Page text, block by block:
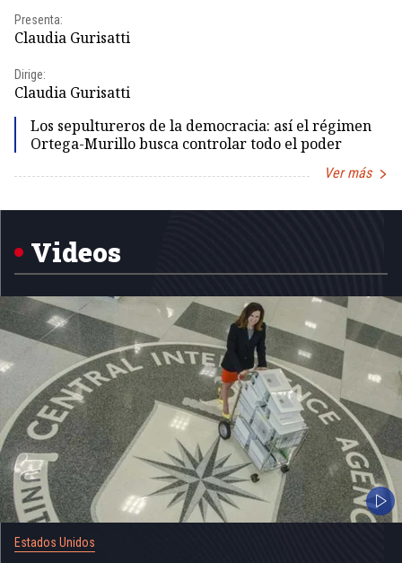
Presenta:
Claudia Gurisatti
Dirige:
Claudia Gurisatti
Los sepultureros de la democracia: así el régimen
Ortega-Murillo busca controlar todo el poder
Ver más
1
Videos
Estados Unidos